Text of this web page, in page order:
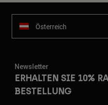
Österreich
Newsletter
ERHALTEN SIE 10%
BESTELLUNG